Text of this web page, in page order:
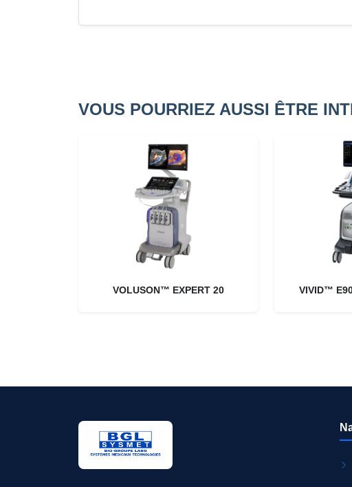
VOUS POURRIEZ AUSSI ÊTRE
VOLUSON™ EXPERT 20 VIVID™